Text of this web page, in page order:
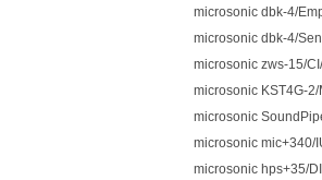
microsonic dbk-4/
microsonic dbk-4/
microsonic zws-15/
microsonic KST4G-2/
microsonic
microsonic mic+340/
microsonic hps+35/